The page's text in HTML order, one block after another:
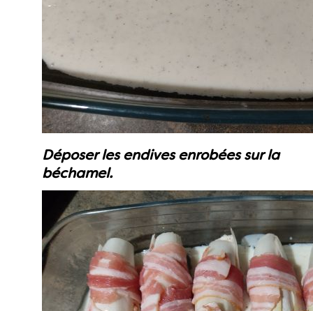
Déposer les endives enrobées sur la
béchamel.